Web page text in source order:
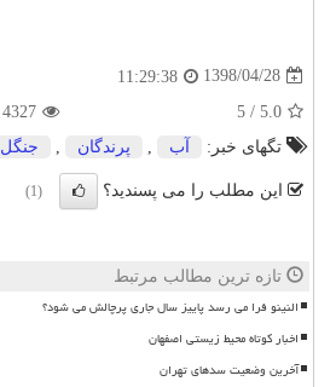
1398/04/28
11:29:38
5.0
/
5
4327
تگهای خبر:
آب پرندگان جنگل
این مطلب را می پسندید؟ (1)
تازه ترین مطالب مرتبط
النینو فرا می رسد پاییز سال جاری پرچالش می شود؟
اخبار کوتاه محیط زیستی اصفهان
آخرین وضعیت سدهای تهران